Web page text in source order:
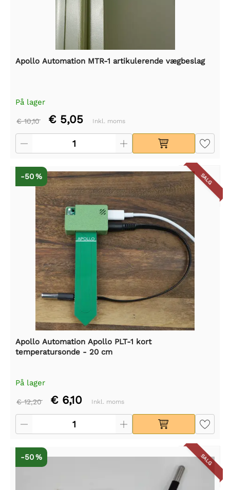
Apollo Automation MTR-1 artikulerende vægbeslag
På lager
€ 10,10 € 5,05 Inkl. moms
SALG
-50 %
Apollo Automation Apollo PLT-1 kort
temperatursonde - 20 cm
På lager
€ 12,20 € 6,10 Inkl. moms
SALG
-50 %